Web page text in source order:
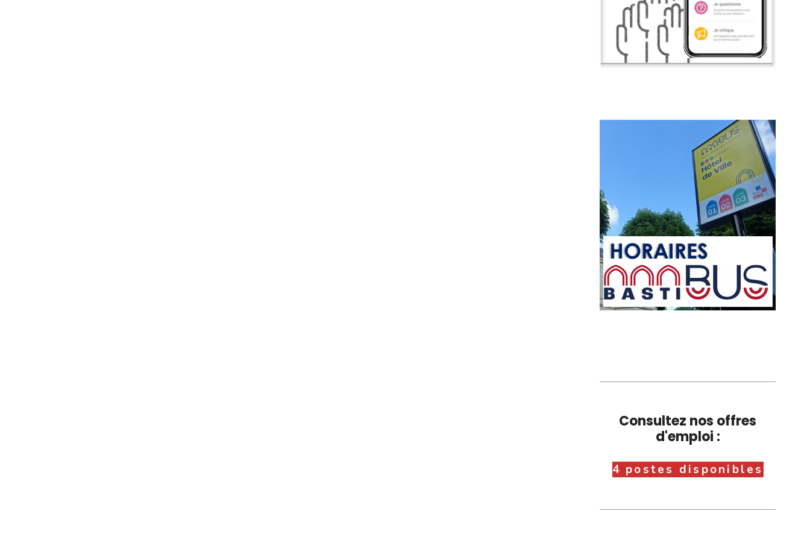
Consultez nos offres
d'emploi :
4 postes disponibles